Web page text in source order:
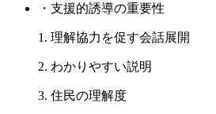
・支援的誘導の重要性
1. 理解協力を促す会話展開
2. わかりやすい説明
3. 住民の理解度